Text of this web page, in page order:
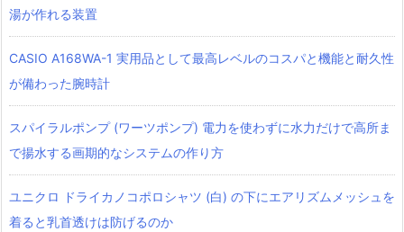
湯が作れる装置
CASIO A168WA-1 実用品として最高レベルのコスパと機能と耐久性
が備わった腕時計
スパイラルポンプ (ワーツポンプ) 電力を使わずに水力だけで高所ま
で揚水する画期的なシステムの作り方
ユニクロ ドライカノコポロシャツ‎ (白) の下にエアリズムメッシュを
着ると乳首透けは防げるのか